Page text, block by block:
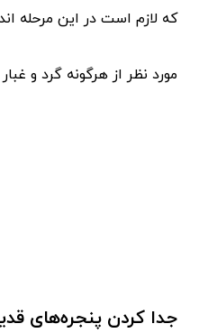
که لازم است در این مرحله
مورد نظر از هرگونه گرد و
جدا کردن پنجره‌های